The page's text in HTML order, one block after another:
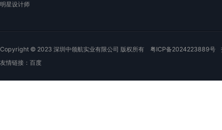
明星设计师
Copyright © 2023 深圳中领航实业有限公司 版权所有 粤ICP备2024223889号
友情链接： 百度